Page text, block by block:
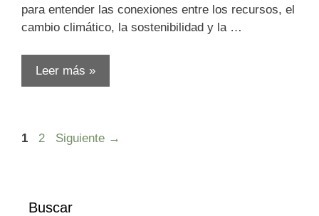
para entender las conexiones entre los recursos, el
cambio climático, la sostenibilidad y la …
Leer más »
Página
1 Página
2 Siguiente →
Buscar